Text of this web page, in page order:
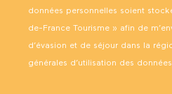
données personnelles soient
de-France Tourisme » afin de
d’évasion et de séjour dans la
générales d’utilisation des données